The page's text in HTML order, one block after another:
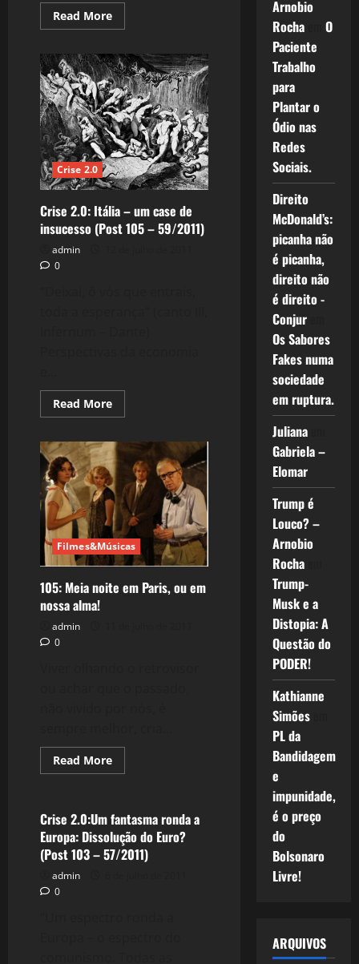
Read MoreRead
more
Bem-
vindo
Companheiro
Lula
(Post
106
–
60/2011)
Crise 2.0
Crise 2.0: Itália – um case de
insucesso (Post 105 – 59/2011)
admin
0
Read MoreRead
more
2.0:
Itália
–
um
case
de
insucesso
(Post
105
–
59/2011)
Filmes&Músicas
105: Meia noite em Paris, ou em
nossa alma!
admin
0
Read MoreRead
more
noite
em
Paris,
ou
em
Crise 2.0
Crise 2.0:Um fantasma ronda a
Europa: Dissolução do Euro?
(Post 103 – 57/2011)
admin
0
Arnobio
Rochaem O
Paciente
Trabalho
para
Plantar o
Ódio nas
Redes
Sociais.
Direito
McDonald’s:
picanha não
é picanha,
direito não
é direito -
Conjurem
Os Sabores
Fakes numa
sociedade
em ruptura.
Julianaem
Gabriela –
Elomar
Trump é
Louco? –
Arnobio
Rochaem
Trump-
Musk e a
Distopia: A
Questão do
PODER!
Kathianne
Simõesem
PL da
Bandidagem
e
impunidade,
é o preço
do
Bolsonaro
Livre!
ARQUIVOS